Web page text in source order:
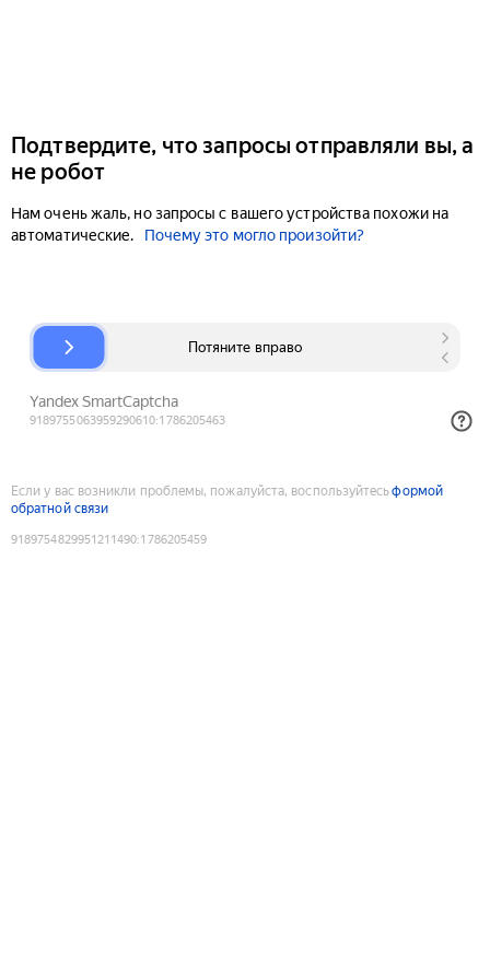
Подтвердите, что запросы отправляли вы, а
не робот
Нам очень жаль, но запросы с вашего устройства похожи на
автоматические.
Почему это могло произойти?
Если у вас возникли проблемы, пожалуйста, воспользуйтесьформой
обратной связи
9189754829951211490:1786205459